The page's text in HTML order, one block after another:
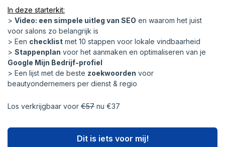
In deze starterkit:
> Video: een simpele uitleg van SEO en waarom het juist
voor salons zo belangrijk is
> Een checklist met 10 stappen voor lokale vindbaarheid
> Stappenplan voor het aanmaken en optimaliseren van je
Google Mijn Bedrijf-profiel
> Een lijst met de beste zoekwoorden voor
beautyondernemers per dienst & regio
Los verkrijgbaar voor €57 nu €37
Dit is iets voor mij!